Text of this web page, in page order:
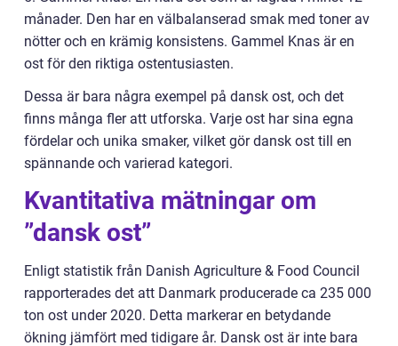
månader. Den har en välbalanserad smak med toner av
nötter och en krämig konsistens. Gammel Knas är en
ost för den riktiga ostentusiasten.
Dessa är bara några exempel på dansk ost, och det
finns många fler att utforska. Varje ost har sina egna
fördelar och unika smaker, vilket gör dansk ost till en
spännande och varierad kategori.
Kvantitativa mätningar om
”dansk ost”
Enligt statistik från Danish Agriculture & Food Council
rapporterades det att Danmark producerade ca 235 000
ton ost under 2020. Detta markerar en betydande
ökning jämfört med tidigare år. Dansk ost är inte bara